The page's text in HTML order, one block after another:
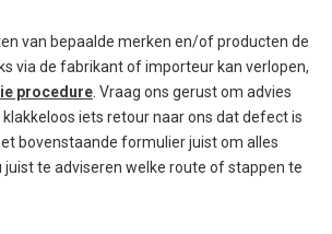
van bepaalde merken en/of producten de
via de fabrikant of importeur kan verlopen,
procedure . Vraag ons gerust om advies
iets retour naar ons dat defect is
bovenstaande formulier juist om alles
juist te adviseren welke route of stappen te